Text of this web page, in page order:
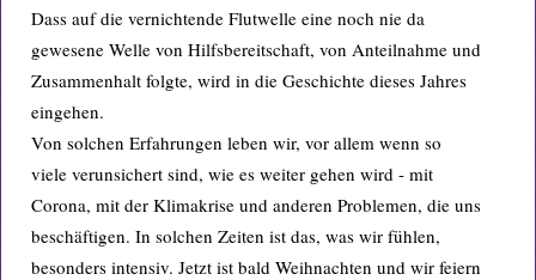
Dass auf die vernichtende Flutwelle eine noch nie da
gewesene Welle von Hilfsbereitschaft, von Anteilnahme und
Zusammenhalt folgte, wird in die Geschichte dieses Jahres
eingehen.
Von solchen Erfahrungen leben wir, vor allem wenn so
viele verunsichert sind, wie es weiter gehen wird - mit
Corona, mit der Klimakrise und anderen Problemen, die uns
beschäftigen. In solchen Zeiten ist das, was wir fühlen,
besonders intensiv. Jetzt ist bald Weihnachten und wir feiern